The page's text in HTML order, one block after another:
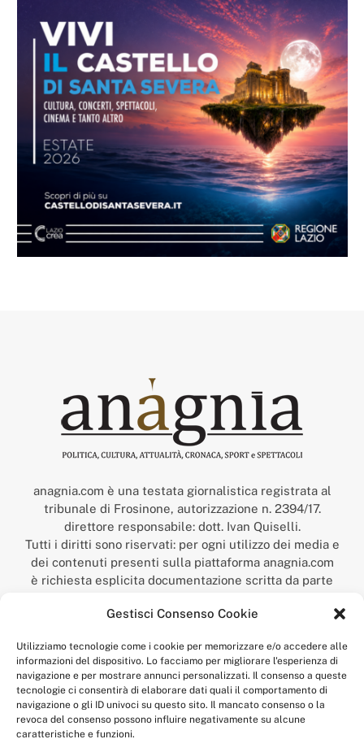
Gestisci Consenso Cookie
Utilizziamo tecnologie come i cookie per memorizzare e/o accedere alle
informazioni del dispositivo. Lo facciamo per migliorare l'esperienza di
navigazione e per mostrare annunci personalizzati. Il consenso a queste
tecnologie ci consentirà di elaborare dati quali il comportamento di
navigazione o gli ID univoci su questo sito. Il mancato consenso o la
revoca del consenso possono influire negativamente su alcune
caratteristiche e funzioni.
anagnia.com è una testata giornalistica registrata al
tribunale di Frosinone, autorizzazione n. 2394/17.
direttore responsabile: dott. Ivan Quiselli.
Tutti i diritti sono riservati: per ogni utilizzo dei media e
dei contenuti presenti sulla piattaforma anagnia.com
è richiesta esplicita documentazione scritta da parte
“Anagnia” è un marchio registrato presso l’Ufficio Italiano
Economico,
num. registrazione: 302017000014044 del 9 febbraio 2017.
Per contatti:redazione@anagnia.com